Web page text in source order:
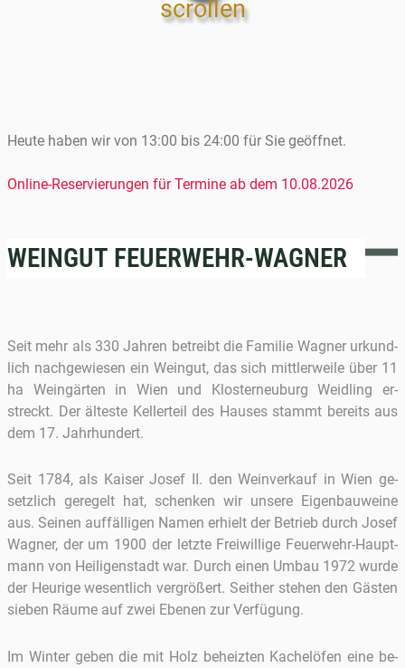
scrollen
Heute haben wir von 13:00 bis 24:00 für Sie geöffnet.
Online-Reservierungen für Termine ab dem 10.08.2026
WEINGUT FEUERWEHR-WAGNER
Seit mehr als 330 Jah­ren be­treibt die Fa­mi­lie Wag­ner ur­kund­
lich nach­ge­wie­sen ein Wein­gut, das sich mitt­ler­wei­le über 11
ha Wein­gär­ten in Wien und Klos­ter­neu­burg Weid­ling er­
streckt. Der äl­tes­te Kel­ler­teil des Hau­ses stammt be­reits aus
dem 17. Jahr­hun­dert.
Seit 1784, als Kai­ser Josef II. den Wein­ver­kauf in Wien ge­
setz­lich ge­re­gelt hat, schen­ken wir un­se­re Ei­gen­bau­wei­ne
aus. Sei­nen auf­fäl­li­gen Namen er­hielt der Be­trieb durch Josef
Wag­ner, der um 1900 der letz­te Frei­wil­li­ge Feu­er­wehr-Haupt­
mann von Hei­li­gen­stadt war. Durch einen Umbau 1972 wurde
der Heu­ri­ge we­sent­lich ver­grö­ßert. Seit­her ste­hen den Gäs­ten
sie­ben Räume auf zwei Ebe­nen zur Ver­fü­gung.
Im Win­ter geben die mit Holz be­heiz­ten Ka­chel­öfen eine be­